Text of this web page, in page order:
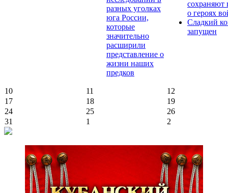
разных уголках
юга России,
которые
значительно
расширили
представление о
жизни наших
предков
сохраняют
о героях
Сладкий
запущен
10 11
12
17
18
19
24
25
26
31
1 2